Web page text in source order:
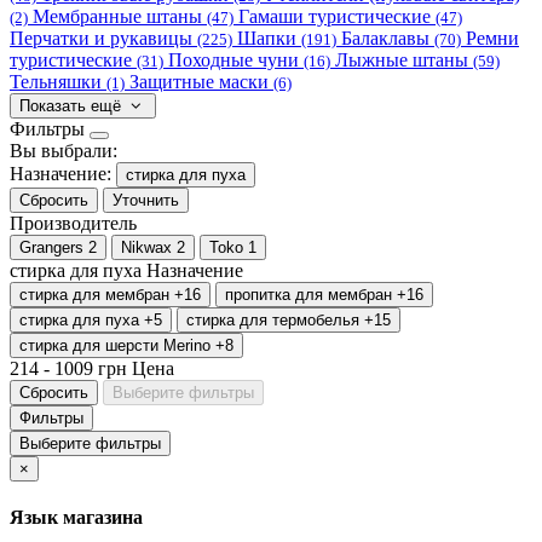
(2) Мембранные штаны (47) Гамаши туристические (47)
Перчатки и рукавицы (225) Шапки (191) Балаклавы (70) Ремни
туристические (31) Походные чуни (16) Лыжные штаны (59)
Тельняшки (1) Защитные маски (6)
Показать ещё
Фильтры
Вы выбрали:
Назначение:
стирка для пуха
Сбросить
Уточнить
Производитель
Grangers 2 Nikwax 2 Toko 1
стирка для пуха Назначение
стирка для мембран +16 пропитка для мембран +16
стирка для пуха +5 стирка для термобелья +15
стирка для шерсти Merino +8
214 - 1009 грн Цена
Сбросить
Выберите фильтры
Фильтры
Выберите фильтры
×
Язык магазина